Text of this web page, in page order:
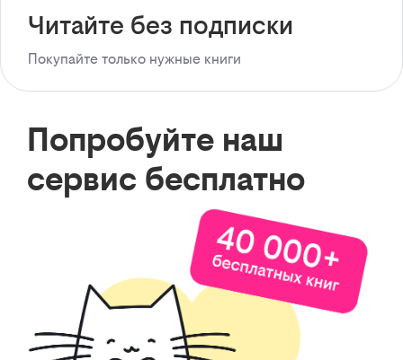
Читайте без подписки
Покупайте только нужные книги
Попробуйте наш
сервис бесплатно